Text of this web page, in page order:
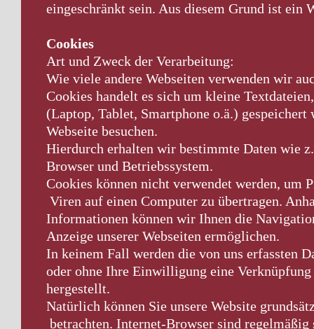
eingeschränkt sein. Aus diesem Grund ist ein
Cookies
Art und Zweck der Verarbeitung:
Wie viele andere Webseiten verwenden wir
Cookies handelt es sich um kleine
(Laptop, Tablet, Smartphone o.ä.) gespeichert
Webseite besuchen.
Hierdurch erhalten wir bestimmte Daten wie
Browser und Betriebssystem.
Cookies können nicht verwendet werden, um
Viren auf einen Computer zu übertragen.
Informationen können wir Ihnen die
Anzeige unserer Webseiten ermöglichen.
In keinem Fall werden die von uns erfassten
oder ohne Ihre Einwilligung eine
hergestellt.
Natürlich können Sie unsere Website
betrachten. Internet-Browser sind